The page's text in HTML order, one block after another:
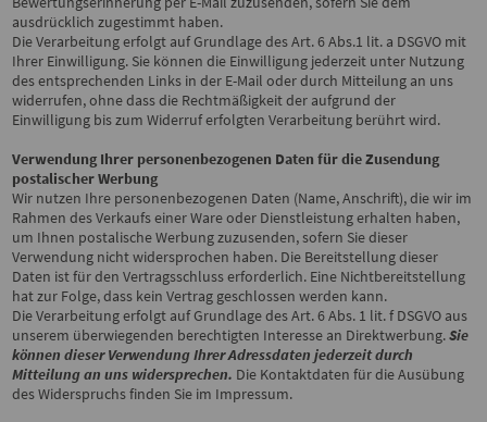
ausdrücklich zugestimmt haben.
Die Verarbeitung erfolgt auf Grundlage des Art. 6 Abs.1 lit. a DSGVO mit
Ihrer Einwilligung. Sie können die Einwilligung jederzeit unter Nutzung
des entsprechenden Links in der E-Mail oder durch Mitteilung an uns
widerrufen, ohne dass die Rechtmäßigkeit der aufgrund der
Einwilligung bis zum Widerruf erfolgten Verarbeitung berührt wird.
Verwendung Ihrer personenbezogenen Daten für die Zusendung
postalischer Werbung
Wir nutzen Ihre personenbezogenen Daten (Name, Anschrift), die wir im
Rahmen des Verkaufs einer Ware oder Dienstleistung erhalten haben,
um Ihnen postalische Werbung zuzusenden, sofern Sie dieser
Verwendung nicht widersprochen haben. Die Bereitstellung dieser
Daten ist für den Vertragsschluss erforderlich. Eine Nichtbereitstellung
hat zur Folge, dass kein Vertrag geschlossen werden kann.
Die Verarbeitung erfolgt auf Grundlage des Art. 6 Abs. 1 lit. f DSGVO aus
unserem überwiegenden berechtigten Interesse an Direktwerbung.Sie
können dieser Verwendung Ihrer Adressdaten jederzeit durch
Mitteilung an uns widersprechen. Die Kontaktdaten für die Ausübung
des Widerspruchs finden Sie im Impressum.